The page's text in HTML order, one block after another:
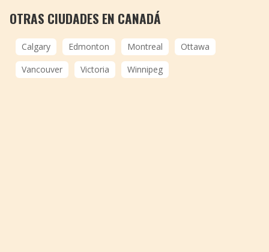
OTRAS CIUDADES EN CANADÁ
Calgary Edmonton Montreal
Ottawa
Vancouver
Victoria Winnipeg